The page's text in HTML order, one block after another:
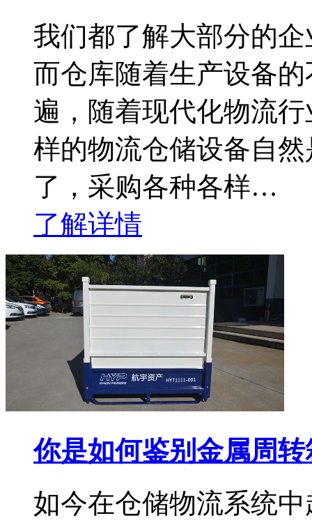
我们都了解大部分的
而仓库随着生产设备
遍，随着现代化物流
样的物流仓储设备自
了，采购各种各样…
了解详情
你是如何鉴别金属周
如今在仓储物流系统